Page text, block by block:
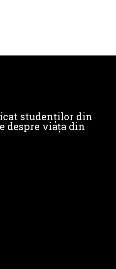
studenților din
despre viața din